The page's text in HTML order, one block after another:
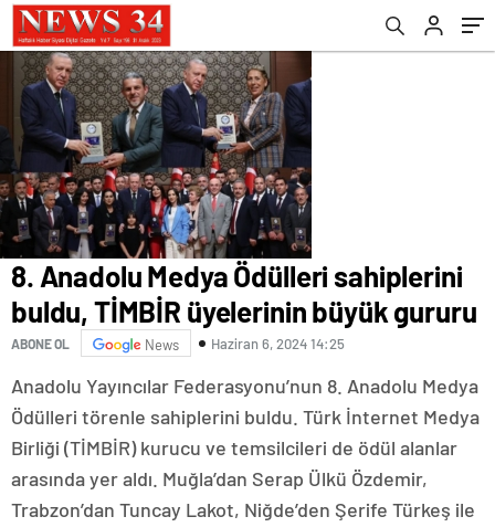
8. Anadolu Medya Ödülleri sahiplerini
buldu, TİMBİR üyelerinin büyük gururu
ABONE OL News Haziran 6, 2024 14:25
Anadolu Yayıncılar Federasyonu’nun 8. Anadolu Medya
Ödülleri törenle sahiplerini buldu. Türk İnternet Medya
Birliği (TİMBİR) kurucu ve temsilcileri de ödül alanlar
arasında yer aldı. Muğla’dan Serap Ülkü Özdemir,
Trabzon’dan Tuncay Lakot, Niğde’den Şerife Türkeş ile